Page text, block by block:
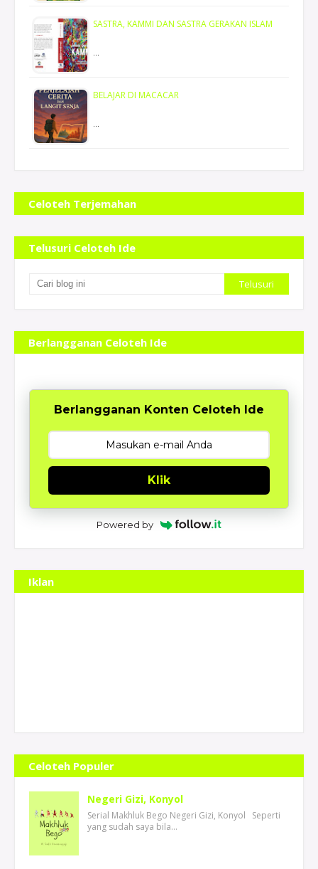
SASTRA, KAMMI DAN SASTRA GERAKAN ISLAM
…
BELAJAR DI MACACAR
…
Celoteh Terjemahan
Telusuri Celoteh Ide
Berlangganan Celoteh Ide
Berlangganan Konten Celoteh Ide
Klik
Powered by
Iklan
Celoteh Populer
Negeri Gizi, Konyol
Serial Makhluk Bego Negeri Gizi, Konyol Seperti
yang sudah saya bila…